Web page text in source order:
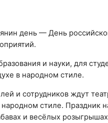
день — День
и науки, для
в народном стиле.
и сотрудников ждут
стиле.
и весёлых